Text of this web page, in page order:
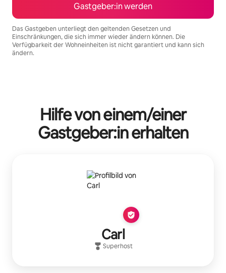
Gastgeber:in werden
Das Gastgeben unterliegt den geltenden Gesetzen und
Einschränkungen, die sich immer wieder ändern können. Die
Verfügbarkeit der Wohneinheiten ist nicht garantiert und kann sich
ändern.
Hilfe von einem/einer
Gastgeber:in erhalten
Carl
Superhost